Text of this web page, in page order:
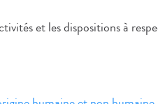
et les dispositions à